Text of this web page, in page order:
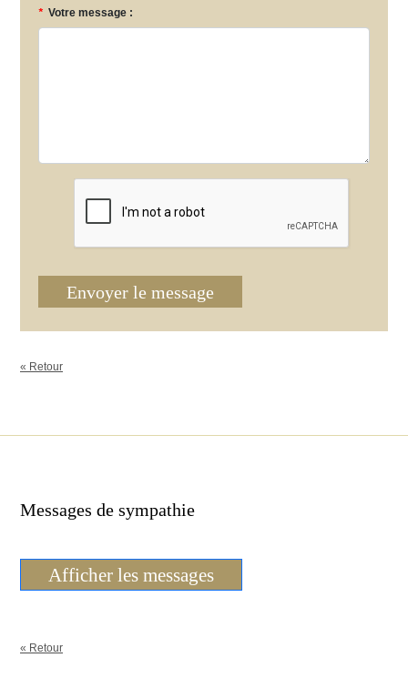
* Votre message :
Envoyer le message
« Retour
Messages de sympathie
Afficher les messages
« Retour